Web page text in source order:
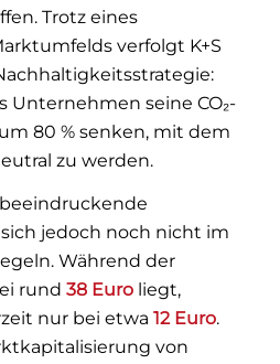
Trotz eines
verfolgt K+S
Unternehmen seine CO₂-
80 % senken, mit dem
zu werden.
beeindruckende
jedoch noch nicht im
Während der
rund 38 Euroliegt,
nur bei etwa 12 Euro.
von